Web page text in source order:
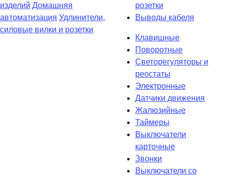
изделий Домашняя
автоматизация Удлинители,
силовые вилки и розетки
розетки
Выводы кабеля
Клавишные
Поворотные
Светорегуляторы и
реостаты
Электронные
Датчики движения
Жалюзийные
Таймеры
Выключатели
карточные
Звонки
Выключатели со